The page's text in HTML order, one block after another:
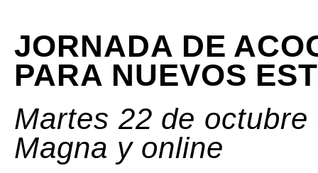
JORNADA DE
PARA NUEVOS
Martes 22 de
Magna y online